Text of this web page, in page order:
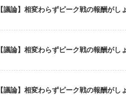
【議論】相変わらずピーク戦の報酬がし
【議論】相変わらずピーク戦の報酬がし
【議論】相変わらずピーク戦の報酬がし